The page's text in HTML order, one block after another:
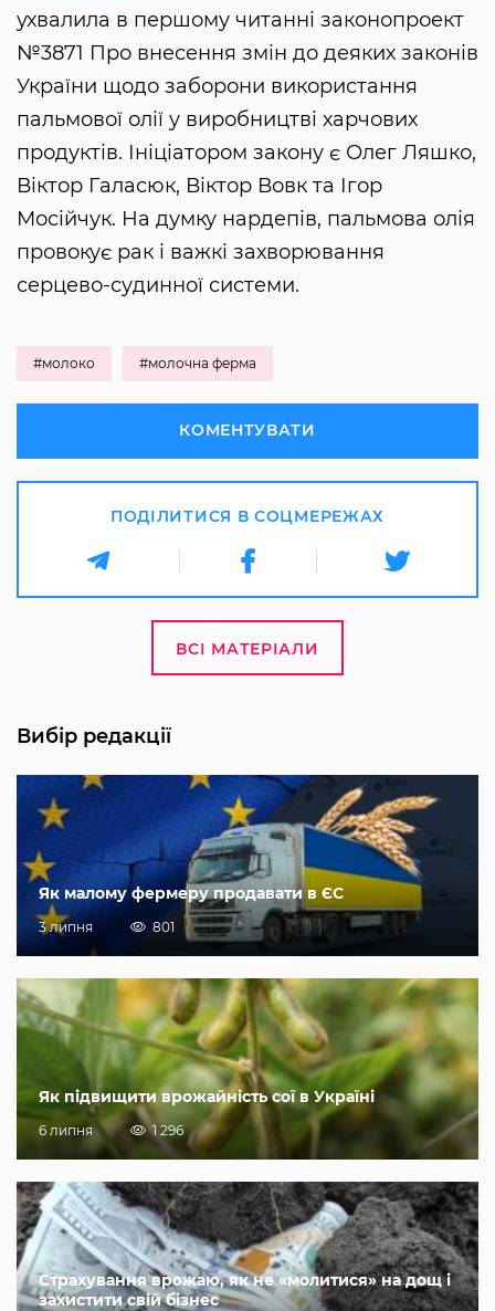
ухвалила в першому читанні законопроект
№3871 Про внесення змін до деяких законів
України щодо заборони використання
пальмової олії у виробництві харчових
продуктів. Ініціатором закону є Олег Ляшко,
Віктор Галасюк, Віктор Вовк та Ігор
Мосійчук. На думку нардепів, пальмова олія
провокує рак і важкі захворювання
серцево-судинної системи.
#молоко #молочна ферма
КОМЕНТУВАТИ
ПОДІЛИТИСЯ В СОЦМЕРЕЖАХ
ВСІ МАТЕРІАЛИ
Вибір редакції
Як малому фермеру продавати в ЄС
3 липня 801
Як підвищити врожайність сої в Україні
6 липня 1 296
Страхування врожаю, як не «молитися» на дощ і
захистити свій бізнес